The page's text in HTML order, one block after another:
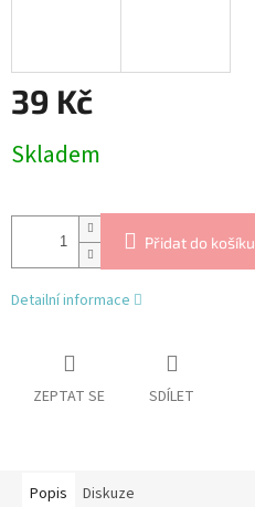
39 Kč
cena:
Skladem
Přidat do košíku
Detailní informace
ZEPTAT SE SDÍLET
Popis Diskuze